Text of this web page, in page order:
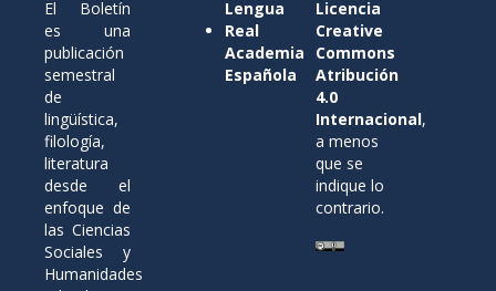
El Boletín
es una
publicación
semestral
de
lingüística,
filología,
literatura
desde el
enfoque de
las Ciencias
Sociales y
Humanidades
Lengua
Real
Academia
Española
Licencia
Creative
Commons
Atribución
4.0
Internacional,
a menos
que se
indique lo
contrario.